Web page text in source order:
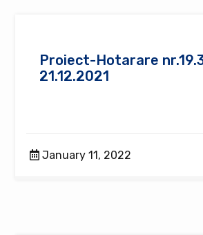
Proiect-Hotarare
21.12.2021
January 11, 2022